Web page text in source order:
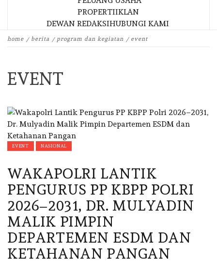
PROPERTIIKLAN
DEWAN REDAKSIHUBUNGI KAMI
home berita program dan kegiatan event
EVENT
EVENT NASIONAL
WAKAPOLRI LANTIK
PENGURUS PP KBPP POLRI
2026–2031, DR. MULYADIN
MALIK PIMPIN
DEPARTEMEN ESDM DAN
KETAHANAN PANGAN